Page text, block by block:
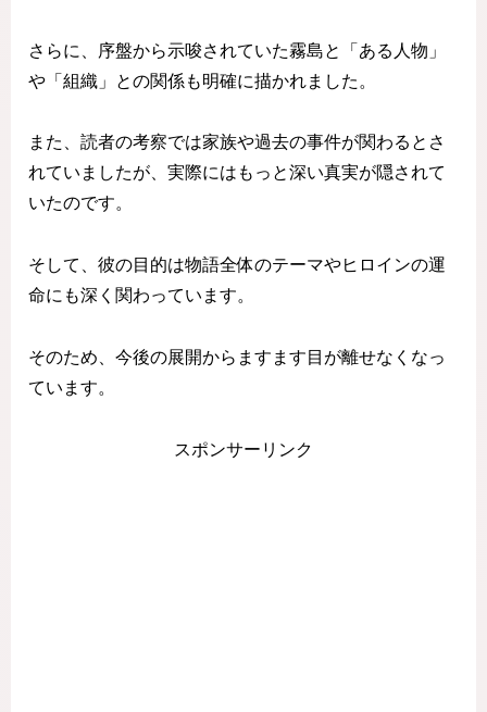
さらに、序盤から示唆されていた霧島と「ある人物」
や「組織」との関係も明確に描かれました。
また、読者の考察では家族や過去の事件が関わるとさ
れていましたが、実際にはもっと深い真実が隠されて
いたのです。
そして、彼の目的は物語全体のテーマやヒロインの運
命にも深く関わっています。
そのため、今後の展開からますます目が離せなくなっ
ています。
スポンサーリンク